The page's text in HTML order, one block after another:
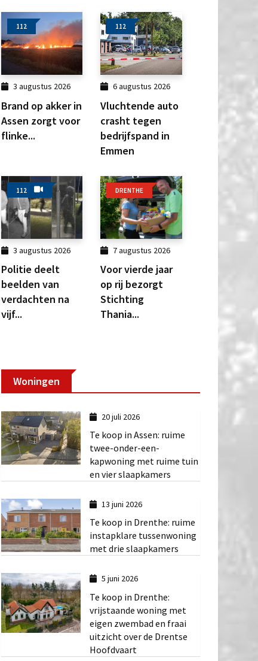
112
3 augustus 2026
Brand op akker in
Assen zorgt voor
flinke...
112
6 augustus 2026
Vluchtende auto
crasht tegen
bedrijfspand in
Emmen
112
3 augustus 2026
Politie deelt
beelden van
verdachten na
vijf...
DRENTHE
7 augustus 2026
Voor vierde jaar
op rij bezorgt
Stichting
Thania...
Woningen
20 juli 2026
Te koop in Assen: ruime
twee-onder-een-
kapwoning met ruime tuin
en vier slaapkamers
13 juni 2026
Te koop in Drenthe: ruime
instapklare tussenwoning
met drie slaapkamers
5 juni 2026
Te koop in Drenthe:
vrijstaande woning met
eigen zwembad en fraai
uitzicht over de Drentse
Hoofdvaart